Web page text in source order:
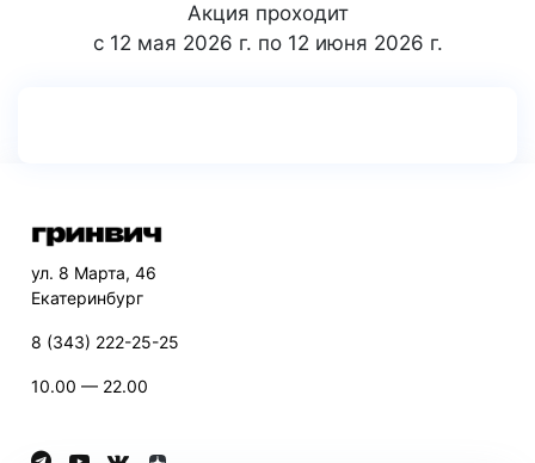
Акция проходит
с 12 мая 2026 г. по 12 июня 2026 г.
ул. 8 Марта, 46
Екатеринбург
8 (343) 222-25-25
10.00 — 22.00